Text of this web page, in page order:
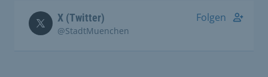
X (Twitter)
@StadtMuenchen
Folgen